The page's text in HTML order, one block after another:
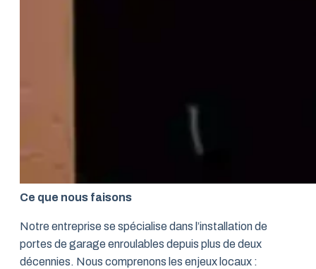
Ce que nous faisons
Notre entreprise se spécialise dans l’installation de
portes de garage enroulables depuis plus de deux
décennies. Nous comprenons les enjeux locaux :